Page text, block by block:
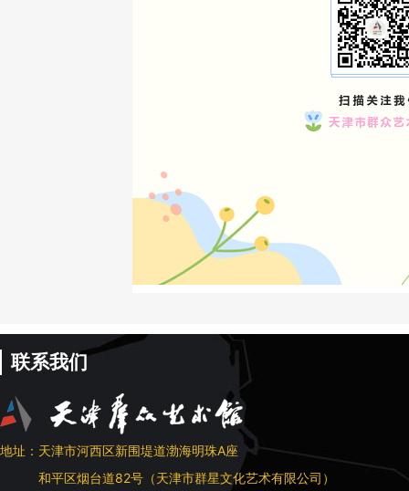
联系我们
地址：天津市河西区新围堤道渤海明珠A座
和平区烟台道82号（天津市群星文化艺术有限公司）